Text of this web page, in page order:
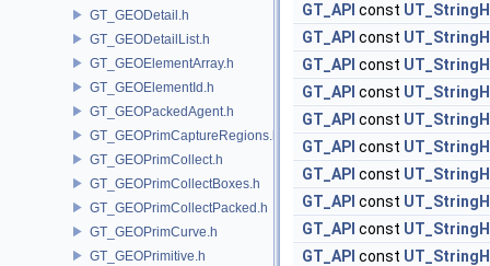
GT_GEODetail.h
GT_GEODetailList.h
GT_GEOElementArray.h
GT_GEOElementId.h
GT_GEOPackedAgent.h
GT_GEOPrimCaptureRegions.h
GT_GEOPrimCollect.h
GT_GEOPrimCollectBoxes.h
GT_GEOPrimCollectPacked.h
GT_GEOPrimCurve.h
GT_GEOPrimitive.h
GT_API const
GT_API const
GT_API const
GT_API const
GT_API const
GT_API const
GT_API const
GT_API const
GT_API const
GT_API const